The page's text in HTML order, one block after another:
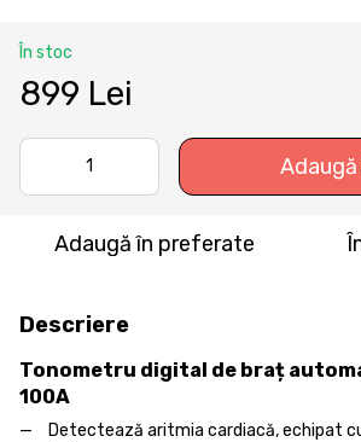
În stoc
899 Lei
Adaugă în preferate
Descriere
Tonometru digital de braț
100A
Detectează aritmia cardiacă, echipat